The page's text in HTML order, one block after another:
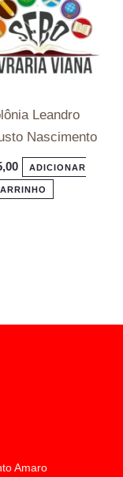
Leandro
Nascimento
ADICIONAR
Amaro